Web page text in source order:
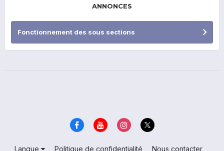
ANNONCES
Fonctionnement des sous sections
Langue Politique de confidentialité Nous contacter